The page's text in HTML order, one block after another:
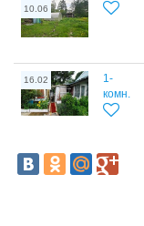
10.06
16.02
1-
комн.